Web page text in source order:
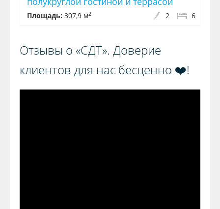
Площадь: 307,9 м2 6
2
Отзывы о «СДТ». Доверие
клиентов для нас бесценно ❤️!